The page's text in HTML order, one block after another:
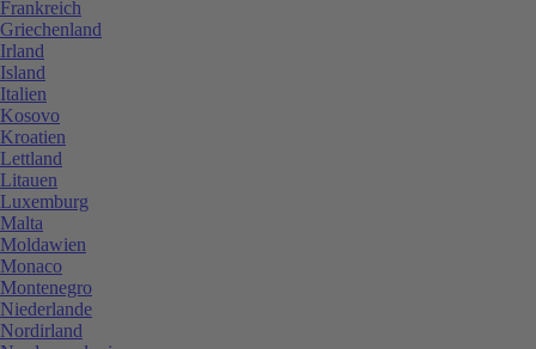
Frankreich
Griechenland
Irland
Island
Italien
Kosovo
Kroatien
Lettland
Litauen
Luxemburg
Malta
Moldawien
Monaco
Montenegro
Niederlande
Nordirland